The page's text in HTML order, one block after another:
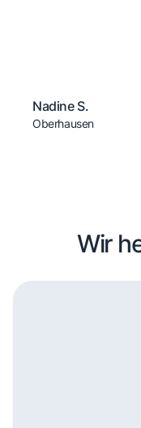
Nadine S.
Oberhausen
Wir